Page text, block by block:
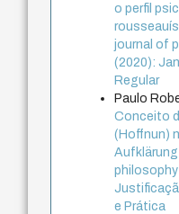
o perfil
journal of
(2020):
Regular
Paulo
Conceito
(Hoffnun)
e Prática